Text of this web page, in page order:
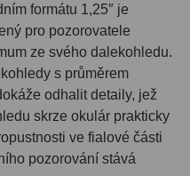
formátu 1,25″ je
pro pozorovatele
ze svého dalekohledu.
s průměrem
odhalit detaily, jež
skrze okulár prakticky
ve fialové části
pozorování stává